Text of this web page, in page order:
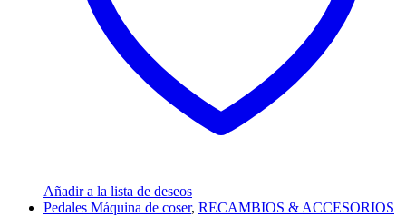
Añadir a la lista de deseos
Pedales Máquina de coser, RECAMBIOS & ACCESORIOS